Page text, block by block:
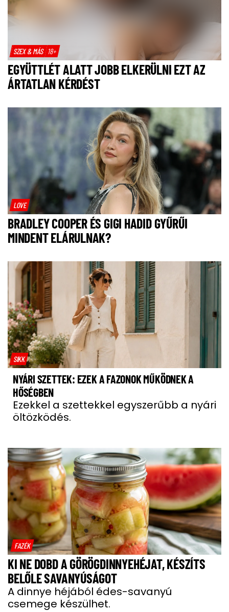
SZEX & MÁS 18+
EGYÜTTLÉT ALATT JOBB ELKERÜLNI EZT AZ
ÁRTATLAN KÉRDÉST
LOVE
BRADLEY COOPER ÉS GIGI HADID GYŰRŰI
MINDENT ELÁRULNAK?
SIKK
NYÁRI SZETTEK: EZEK A FAZONOK MŰKÖDNEK A
HŐSÉGBEN
Ezekkel a szettekkel egyszerűbb a nyári
öltözködés.
FAZÉK
KI NE DOBD A GÖRÖGDINNYEHÉJAT, KÉSZÍTS
BELŐLE SAVANYÚSÁGOT
A dinnye héjából édes-savanyú
csemege készülhet.